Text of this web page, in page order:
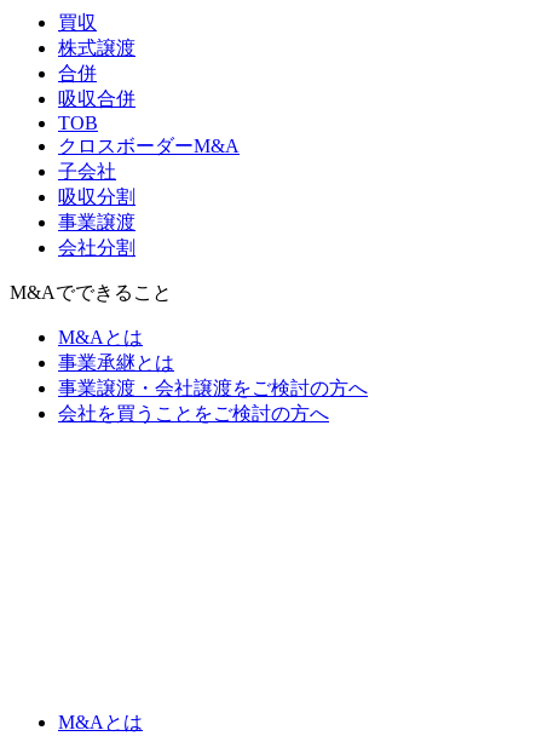
買収
株式譲渡
合併
吸収合併
TOB
クロスボーダーM&A
子会社
吸収分割
事業譲渡
会社分割
M&Aでできること
M&Aとは
事業承継とは
事業譲渡・会社譲渡をご検討の方へ
会社を買うことをご検討の方へ
M&Aとは